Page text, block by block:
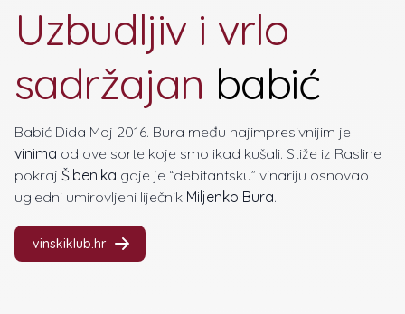
Uzbudljiv i vrlo
sadržajan babić
Babić Dida Moj 2016. Bura među najimpresivnijim je
vinima od ove sorte koje smo ikad kušali. Stiže iz Rasline
pokraj Šibenika gdje je “debitantsku” vinariju osnovao
ugledni umirovljeni liječnik Miljenko Bura.
vinskiklub.hr